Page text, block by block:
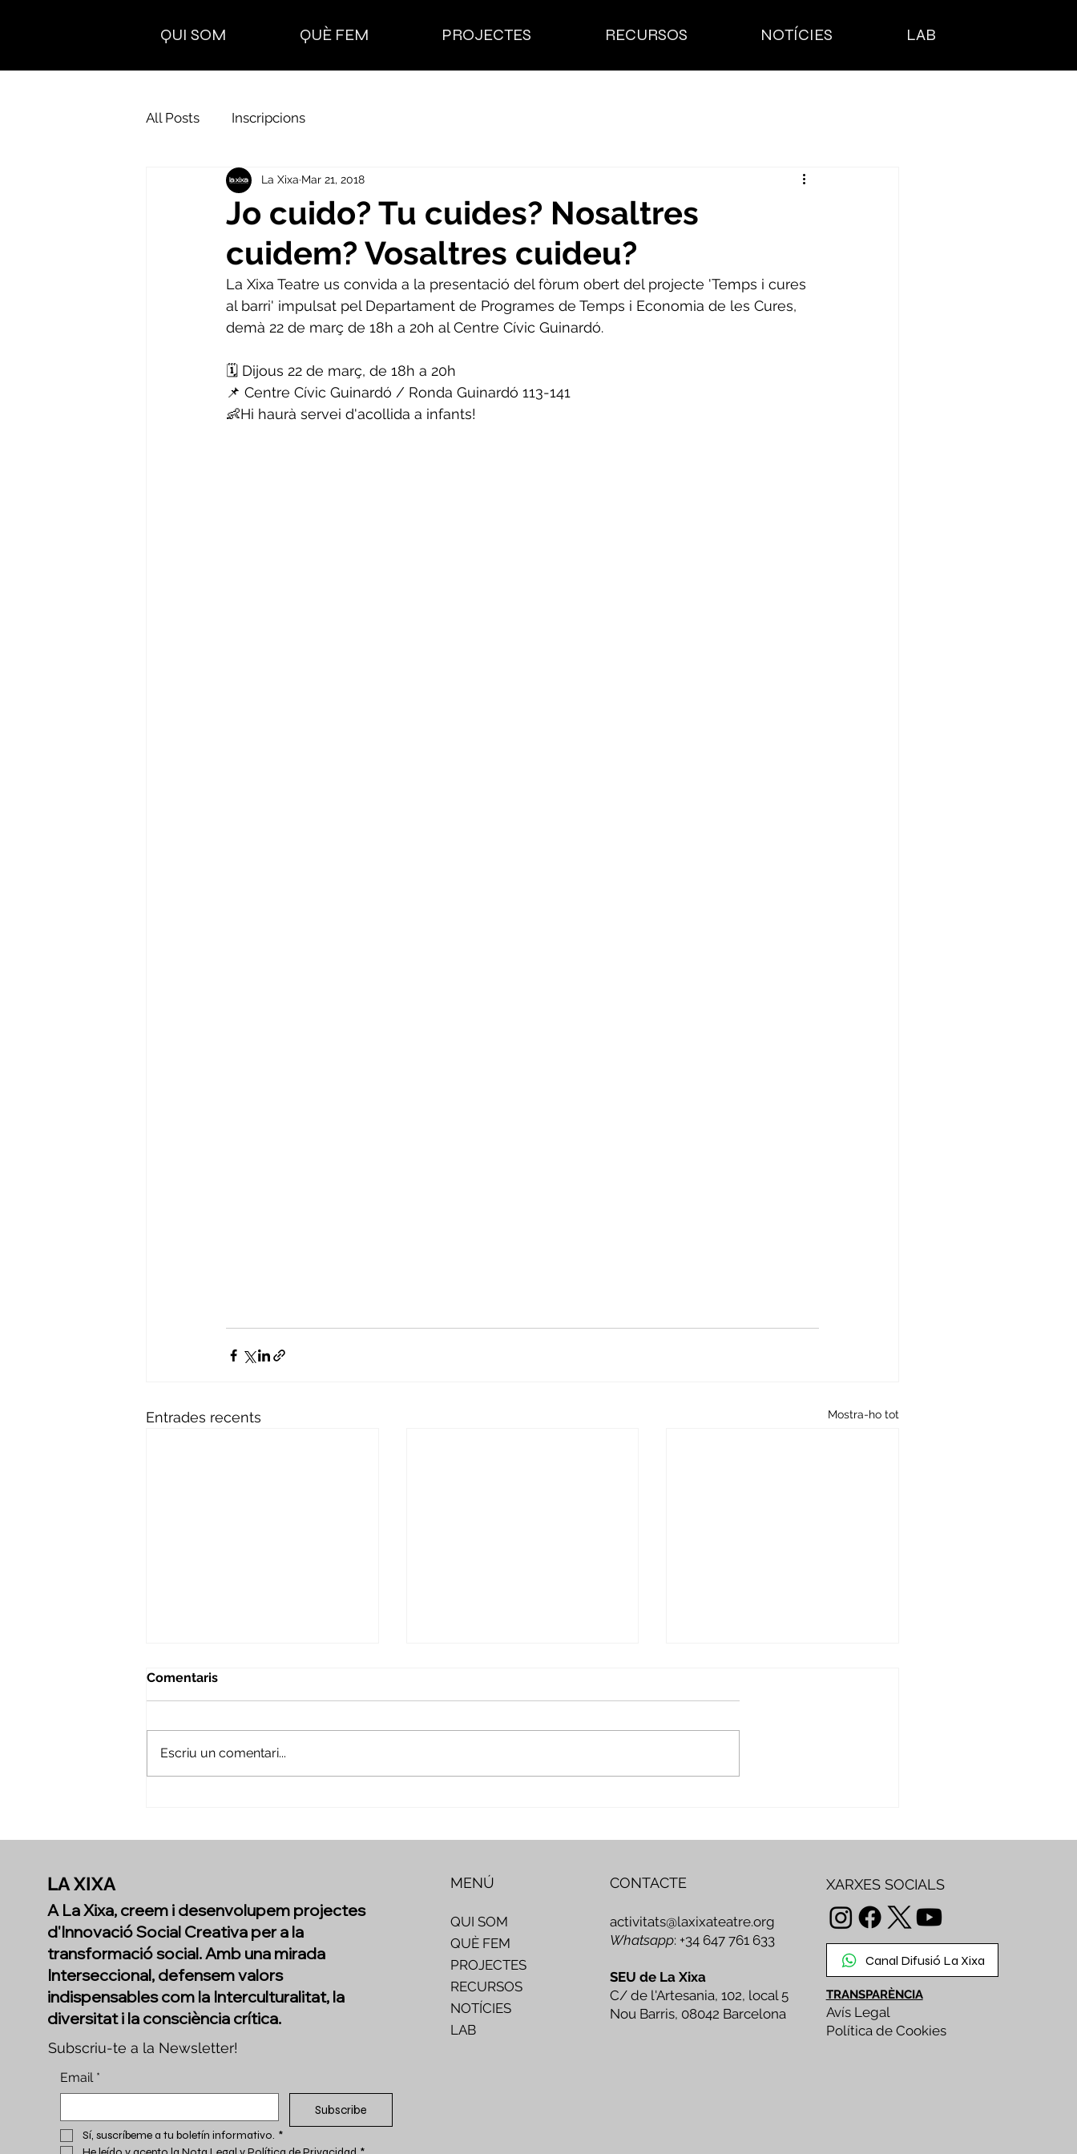
QUI SOM QUÈ FEM PROJECTES RECURSOS NOTÍCIES LAB
All Posts Inscripcions
Jo cuido? Tu cuides? Nosaltres
cuidem? Vosaltres cuideu?
La Xixa Mar 21, 2018
La Xixa Teatre us convida a la presentació del fòrum obert del projecte 'Temps i cures
al barri' impulsat pel Departament de Programes de Temps i Economia de les Cures,
demà 22 de març de 18h a 20h al Centre Cívic Guinardó.
🗓 Dijous 22 de març, de 18h a 20h
📌 Centre Cívic Guinardó / Ronda Guinardó 113-141
👶Hi haurà servei d'acollida a infants!
Entrades recents Mostra-ho tot
Comentaris
Escriu un comentari...
LA XIXA
A La Xixa, creem i desenvolupem projectes
d'Innovació Social Creativa per a la
transformació social. Amb una mirada
Interseccional, defensem valors
indispensables com la Interculturalitat, la
diversitat i la consciència crítica.
Subscriu-te a la Newsletter!
Email *
Subscribe
Sí, suscríbeme a tu boletín informativo. *
QUI SOM
QUÈ FEM
PROJECTES
RECURSOS
NOTÍCIES
LAB
MENÚ CONTACTE
activitats@laxixateatre.org
Whatsapp: +34 647 761 633
SEU de La Xixa
C/ de l'Artesania, 102, local 5
Nou Barris, 08042 Barcelona
XARXES SOCIALS
Canal Difusió La Xixa
TRANSPARÈNCIA
Avís Legal
Política de Cookies